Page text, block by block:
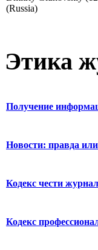
(Russia)
Этика
Получение
Новости: правда
Кодекс чести
Кодекс